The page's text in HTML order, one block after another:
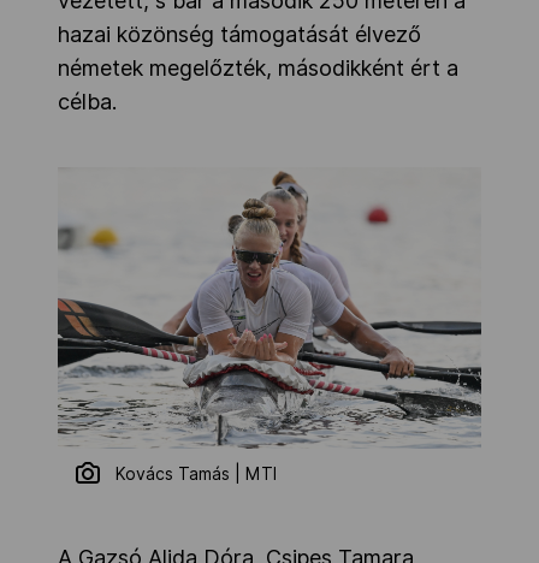
hazai közönség támogatását élvező
németek megelőzték, másodikként ért a
célba.
Kovács Tamás | MTI